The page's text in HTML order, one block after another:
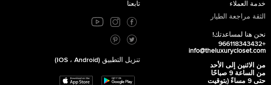
خدمة العملاء
الثقة مراجعة الطيار
نحن هنا لمساعدتك!
+966118343432
info@theluxurycloset.com
من الاثنين إلى الأحد
من الساعة 9 صباحًا
حتى 9 مساءً (بتوقيت
تابعنا
تنزيل التطبيق (iOS ، Android)